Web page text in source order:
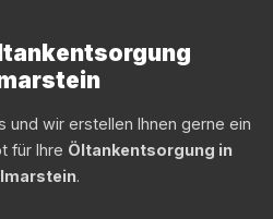
und wir erstellen Ihnen gerne ein
für Ihre Öltankentsorgung in
.